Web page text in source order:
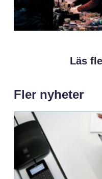
Läs
Fler nyheter